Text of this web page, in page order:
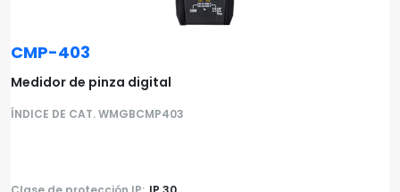
CMP-403
Medidor de pinza digital
ÍNDICE DE CAT. WMGBCMP403